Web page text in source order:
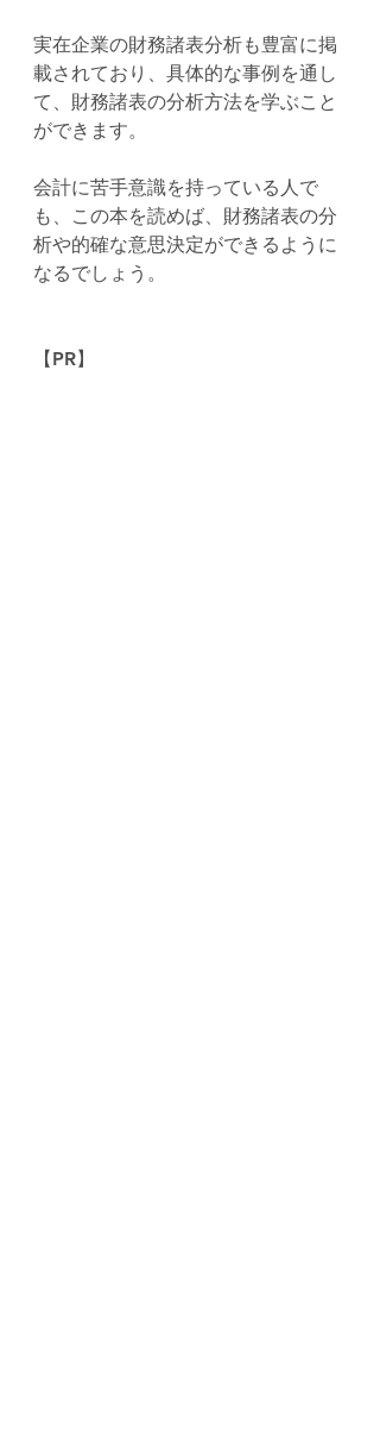
実在企業の財務諸表分析も豊富に掲
載されており、具体的な事例を通し
て、財務諸表の分析方法を学ぶこと
ができます。
会計に苦手意識を持っている人で
も、この本を読めば、財務諸表の分
析や的確な意思決定ができるように
なるでしょう。
【PR】